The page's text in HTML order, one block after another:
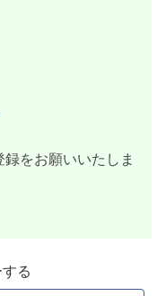
をお願いいたしま
る